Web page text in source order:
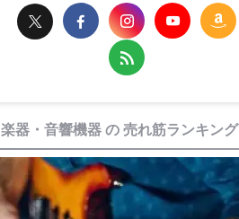
楽器・音響機器 の 売れ筋ランキング